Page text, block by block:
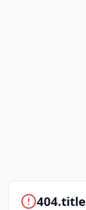
404.title